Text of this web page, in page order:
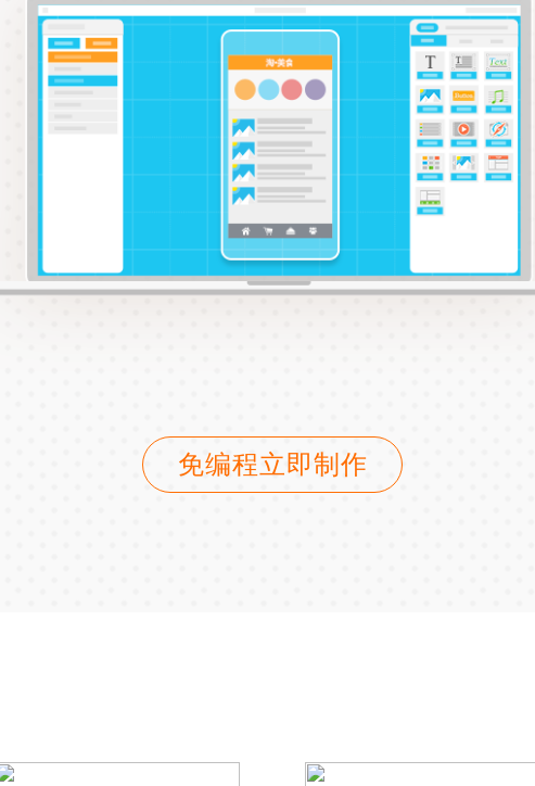
免编程立即制作